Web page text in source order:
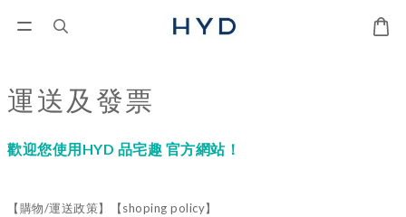
運送及發票
歡迎您使用HYD 品宅趣 官方網站！
【購物/運送政策】【 shoping policy】